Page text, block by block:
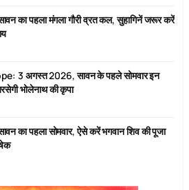
का पहला मंगला गौरी व्रत कल, सुहागिनें जरूर करें
3 अगस्त 2026, सावन के पहले सोमवार इन
भोलेनाथ की कृपा
का पहला सोमवार, ऐसे करें भगवान शिव की पूजा